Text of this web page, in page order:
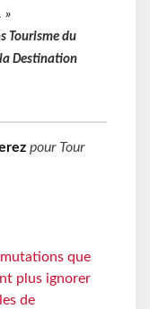
»
Tourisme du
Destination
pour Tour
que
plus ignorer
de